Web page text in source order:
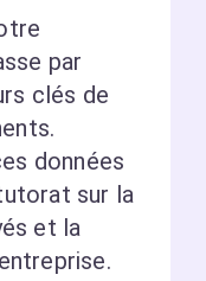
par
clés de
données
sur la
et la